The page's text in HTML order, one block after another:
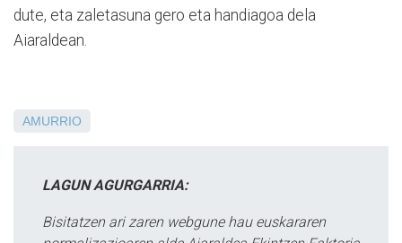
dute, eta zaletasuna gero eta handiagoa dela
Aiaraldean.
AMURRIO
LAGUN AGURGARRIA:
Bisitatzen ari zaren webgune hau euskararen